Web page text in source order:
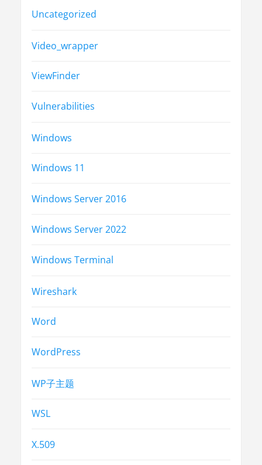
Uncategorized
Video_wrapper
ViewFinder
Vulnerabilities
Windows
Windows 11
Windows Server 2016
Windows Server 2022
Windows Terminal
Wireshark
Word
WordPress
WP子主题
WSL
X.509